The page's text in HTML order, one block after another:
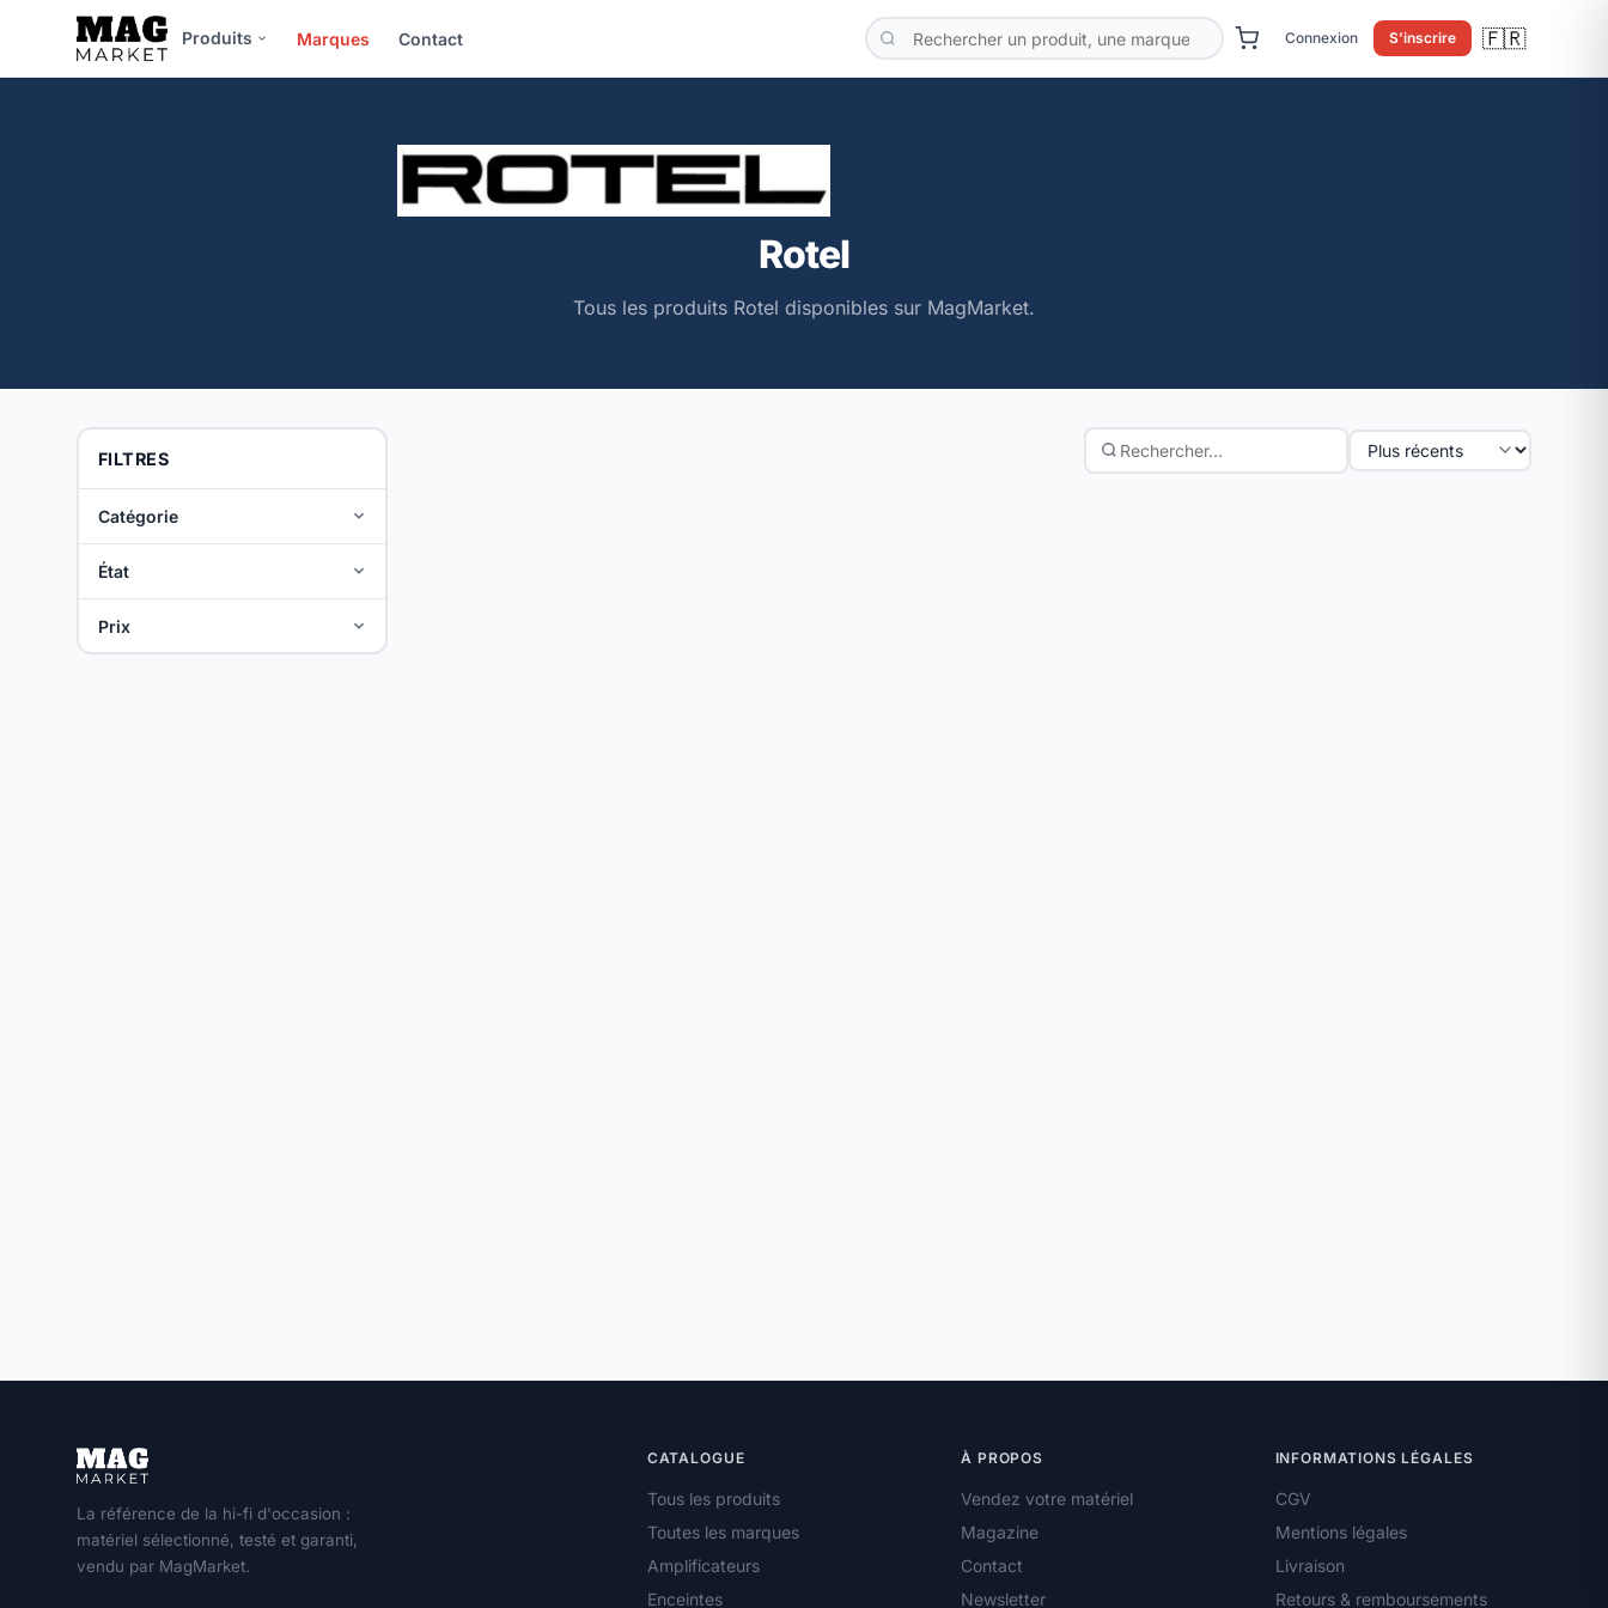
Produits Marques Contact Connexion S'inscrire 🇫🇷
Rotel
Tous les produits Rotel disponibles sur MagMarket.
FILTRES
Catégorie
État
Prix
La référence de la hi-fi d'occasion :
matériel sélectionné, testé et garanti,
vendu par MagMarket.
CATALOGUE
Tous les produits
Toutes les marques
Amplificateurs
Enceintes
À PROPOS
Vendez votre matériel
Magazine
Contact
Newsletter
INFORMATIONS LÉGALES
CGV
Mentions légales
Livraison
Retours & remboursements